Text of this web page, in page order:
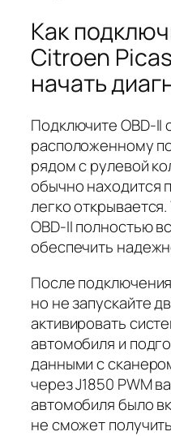
Как
Citroen
начать
Подключите OBD-II
расположенному
рядом с рулевой
обычно находится
легко
OBD-II полностью
обеспечить
После
но не запускайте
активировать
автомобиля и
данными с
через J1850 PWM
автомобиля было
не сможет